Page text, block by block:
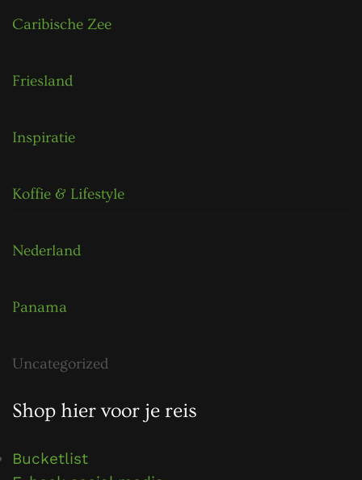
Caribische Zee
Friesland
Inspiratie
Koffie & Lifestyle
Nederland
Panama
Uncategorized
Shop hier voor je reis
Bucketlist